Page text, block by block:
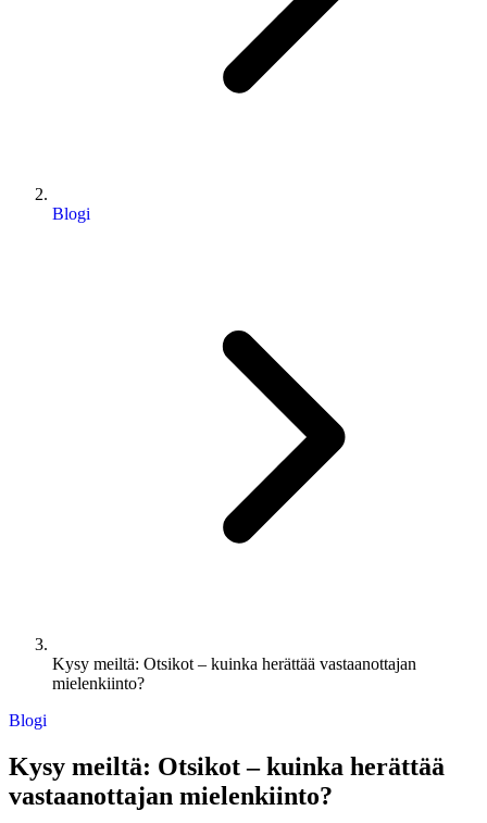
Blogi
Kysy meiltä: Otsikot – kuinka herättää vastaanottajan
mielenkiinto?
Blogi
Kysy meiltä: Otsikot – kuinka herättää
vastaanottajan mielenkiinto?